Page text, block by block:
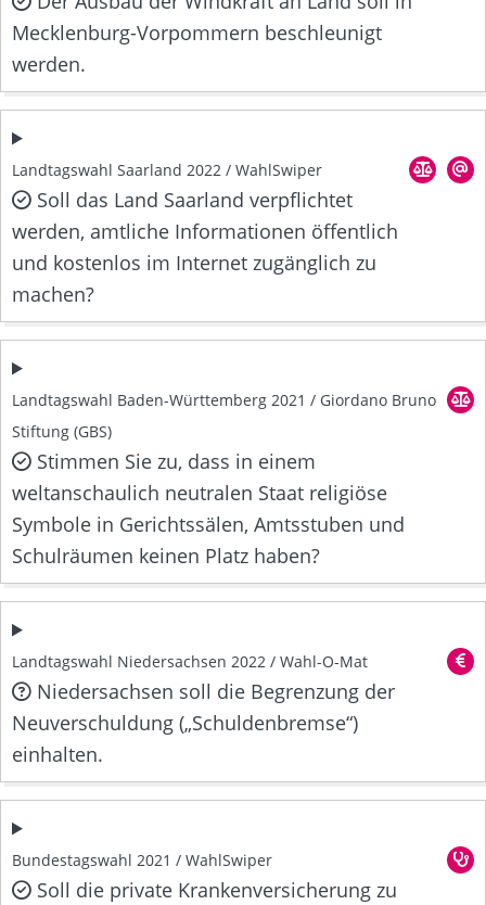
Mecklenburg-Vorpommern beschleunigt
werden.
Landtagswahl Saarland 2022 / WahlSwiper
Soll das Land Saarland verpflichtet
werden, amtliche Informationen öffentlich
und kostenlos im Internet zugänglich zu
machen?
Landtagswahl Baden-Württemberg 2021 / Giordano Bruno
Stiftung (GBS)
Stimmen Sie zu, dass in einem
weltanschaulich neutralen Staat religiöse
Symbole in Gerichtssälen, Amtsstuben und
Schulräumen keinen Platz haben?
Landtagswahl Niedersachsen 2022 / Wahl-O-Mat
Niedersachsen soll die Begrenzung der
Neuverschuldung („Schuldenbremse“)
einhalten.
Bundestagswahl 2021 / WahlSwiper
Soll die private Krankenversicherung zu